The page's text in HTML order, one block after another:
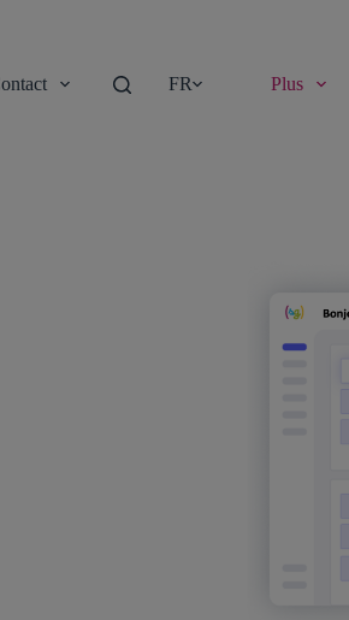
FR Plus